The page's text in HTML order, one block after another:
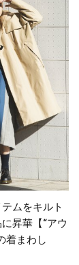
ムをキルト
昇華【“アウ
着まわし